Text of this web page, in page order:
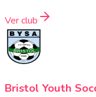
Ver club
Bristol Youth